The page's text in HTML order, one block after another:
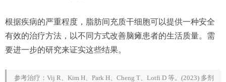
根据疾病的严重程度，脂肪间充质干细胞可以提供一种安全
有效的治疗方法，以不同方式改善脑瘫患者的生活质量。需
要进一步的研究来证实这些结果。
参考治疗：Vij R、Kim H、Park H、Cheng T、Lotfi D 等。(2023) 多剂